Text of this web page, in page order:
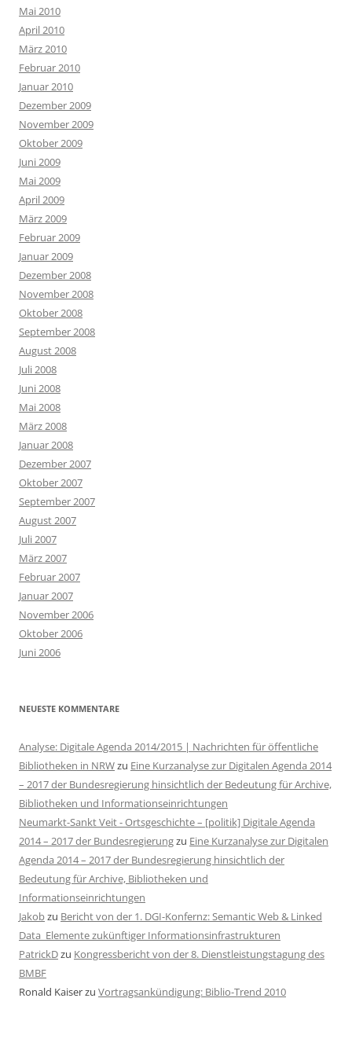
Mai 2010
April 2010
März 2010
Februar 2010
Januar 2010
Dezember 2009
November 2009
Oktober 2009
Juni 2009
Mai 2009
April 2009
März 2009
Februar 2009
Januar 2009
Dezember 2008
November 2008
Oktober 2008
September 2008
August 2008
Juli 2008
Juni 2008
Mai 2008
März 2008
Januar 2008
Dezember 2007
Oktober 2007
September 2007
August 2007
Juli 2007
März 2007
Februar 2007
Januar 2007
November 2006
Oktober 2006
Juni 2006
NEUESTE KOMMENTARE
Analyse: Digitale Agenda 2014/2015 | Nachrichten für öffentliche
Bibliotheken in NRWzu Eine Kurzanalyse zur Digitalen Agenda 2014
– 2017 der Bundesregierung hinsichtlich der Bedeutung für Archive,
Bibliotheken und Informationseinrichtungen
Neumarkt-Sankt Veit - Ortsgeschichte – [politik] Digitale Agenda
2014 – 2017 der Bundesregierungzu Eine Kurzanalyse zur Digitalen
Agenda 2014 – 2017 der Bundesregierung hinsichtlich der
Bedeutung für Archive, Bibliotheken und
Informationseinrichtungen
Jakobzu Bericht von der 1. DGI-Konfernz: Semantic Web & Linked
Data  Elemente zukünftiger Informationsinfrastrukturen
PatrickDzu Kongressbericht von der 8. Dienstleistungstagung des
BMBF
Ronald Kaiserzu Vortragsankündigung: Biblio-Trend 2010